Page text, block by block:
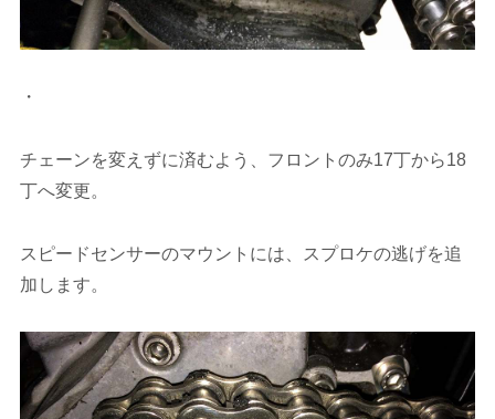
・
チェーンを変えずに済むよう、フロントのみ17丁から18
丁へ変更。
スピードセンサーのマウントには、スプロケの逃げを追
加します。